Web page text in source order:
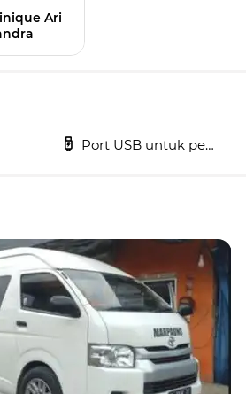
Ari
Port USB untuk pengisi